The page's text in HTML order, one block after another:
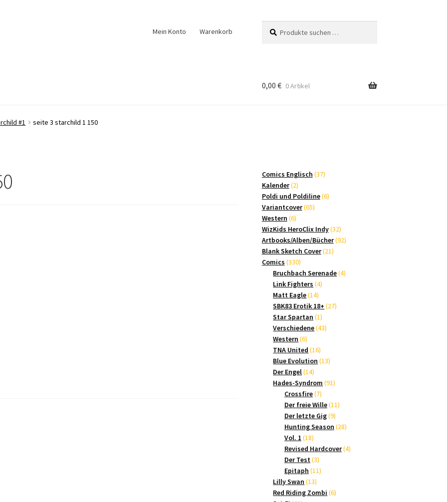
Mein Konto Warenkorb
nach:
0,00 € 0 Artikel
#1 seite 3 starchild 1 150
Comics Englisch 3737
Kalender 22
Produkte
Poldi und Poldiline 66
Variantcover 6565
Western 66
Produkte
WizKids HeroClix Indy 3232
Produkte
Artbooks/Alben/Bücher 9292
Blank Sketch Cover 2121
Comics 330330
Produkte
Bruchbach Serenade 44
Link Fighters 44
Matt Eagle 1414
Produkte
SBK83 Erotik 18+ 2727
Star Spartan 11
Produkt
Verschiedene 4343
Western 66
Produkte
TNA United 1616
Produkte
Blue Evolution 1313
Der Engel 1414
Produkte
Hades-Syndrom 9191
Crossfire 77
Produkte
Der freie Wille 1111
Der letzte Gig 99
Produkte
Hunting Season 2828
Vol. 1 1818
Produkte
Revised Hardcover 44
Der Test 33
Produkte
Epitaph 1111
Lilly Swan 1313
Produkte
Red Riding Zombi 66